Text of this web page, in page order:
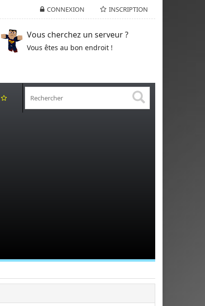
CONNEXION INSCRIPTION
Vous cherchez un serveur ?
Vous êtes au bon endroit !